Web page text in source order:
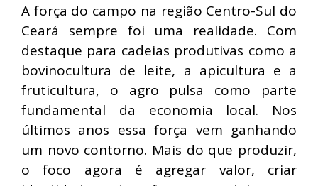
A força do campo na região Centro-Sul do
Ceará sempre foi uma realidade. Com
destaque para cadeias produtivas como a
bovinocultura de leite, a apicultura e a
fruticultura, o agro pulsa como parte
fundamental da economia local. Nos
últimos anos essa força vem ganhando
um novo contorno. Mais do que produzir,
o foco agora é agregar valor, criar